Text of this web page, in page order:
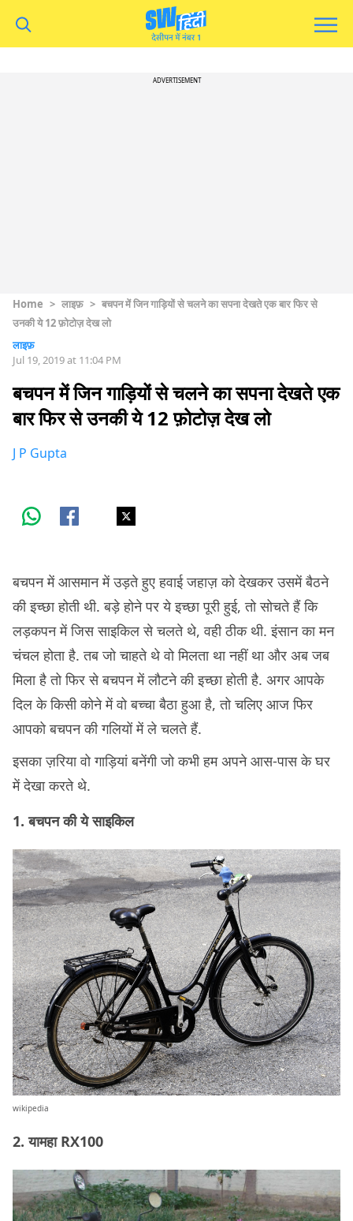
ADVERTISEMENT
Home > लाइफ़ > बचपन में जिन गाड़ियों से चलने का सपना देखते एक बार फिर से
उनकी ये 12 फ़ोटोज़ देख लो
लाइफ़
Jul 19, 2019 at 11:04 PM
बचपन में जिन गाड़ियों से चलने का सपना देखते एक
बार फिर से उनकी ये 12 फ़ोटोज़ देख लो
J P Gupta
बचपन में आसमान में उड़ते हुए हवाई जहाज़ को देखकर उसमें बैठने
की इच्छा होती थी. बड़े होने पर ये इच्छा पूरी हुई, तो सोचते हैं कि
लड़कपन में जिस साइकिल से चलते थे, वही ठीक थी. इंसान का मन
चंचल होता है. तब जो चाहते थे वो मिलता था नहीं था और अब जब
मिला है तो फिर से बचपन में लौटने की इच्छा होती है. अगर आपके
दिल के किसी कोने में वो बच्चा बैठा हुआ है, तो चलिए आज फिर
आपको बचपन की गलियों में ले चलते हैं.
इसका ज़रिया वो गाड़ियां बनेंगी जो कभी हम अपने आस-पास के घर
में देखा करते थे.
1. बचपन की ये साइकिल
wikipedia
2. यामहा RX100